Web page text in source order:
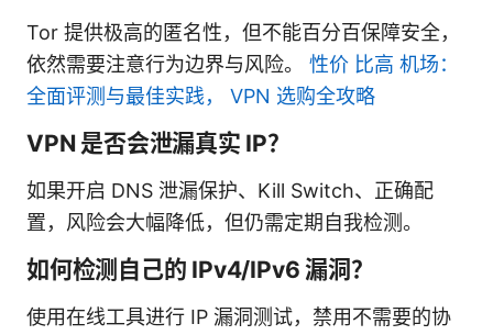
Tor 提供极高的匿名性，但不能百分百保障安全，
依然需要注意行为边界与风险。 性价 比高 机场：
全面评测与最佳实践， VPN 选购全攻略
VPN 是否会泄漏真实 IP？
如果开启 DNS 泄漏保护、Kill Switch、正确配
置，风险会大幅降低，但仍需定期自我检测。
如何检测自己的 IPv4/IPv6 漏洞？
使用在线工具进行 IP 漏洞测试，禁用不需要的协